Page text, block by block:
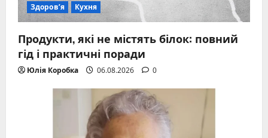
Здоров’я Кухня
Продукти, які не містять білок: повний
гід і практичні поради
Юлія Коробка 06.08.2026 0